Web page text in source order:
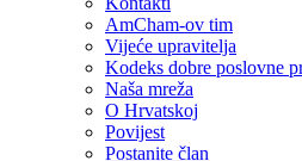
AmCham-ov tim
Vijeće upravitelja
Kodeks dobre poslovne
Naša mreža
O Hrvatskoj
Povijest
Postanite član